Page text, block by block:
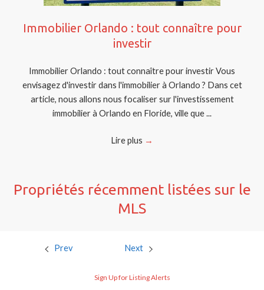
Immobilier Orlando : tout connaître pour
investir
Immobilier Orlando : tout connaître pour investir Vous
envisagez d'investir dans l'immobilier à Orlando ? Dans cet
article, nous allons nous focaliser sur l'investissement
immobilier à Orlando en Floride, ville que ...
Lire plus →
Propriétés récemment listées sur le
MLS
Prev Next
Sign Up for Listing Alerts